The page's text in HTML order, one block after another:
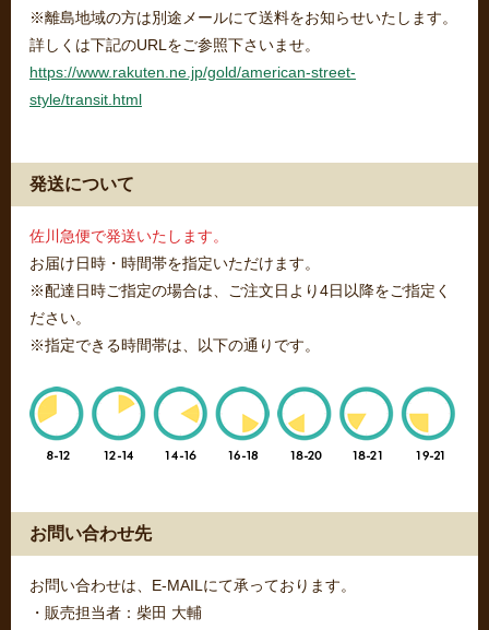
※離島地域の方は別途メールにて送料をお知らせいたします。
詳しくは下記のURLをご参照下さいませ。
https://www.rakuten.ne.jp/gold/american-street-
style/transit.html
発送について
佐川急便で発送いたします。
お届け日時・時間帯を指定いただけます。
※配達日時ご指定の場合は、ご注文日より4日以降をご指定く
ださい。
※指定できる時間帯は、以下の通りです。
お問い合わせ先
お問い合わせは、E-MAILにて承っております。
・販売担当者：柴田 大輔